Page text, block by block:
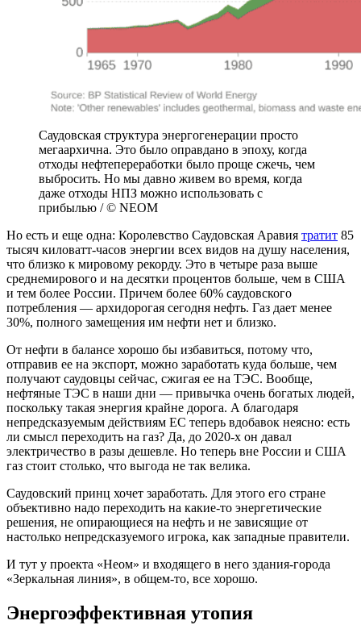
Саудовская структура энергогенерации просто
мегаархична. Это было оправдано в эпоху, когда
отходы нефтепереработки было проще сжечь, чем
выбросить. Но мы давно живем во время, когда
даже отходы НПЗ можно использовать с
прибылью / © NEOM
Но есть и еще одна: Королевство Саудовская Аравия тратит 85
тысяч киловатт-часов энергии всех видов на душу населения,
что близко к мировому рекорду. Это в четыре раза выше
среднемирового и на десятки процентов больше, чем в США
и тем более России. Причем более 60% саудовского
потребления — архидорогая сегодня нефть. Газ дает менее
30%, полного замещения им нефти нет и близко.
От нефти в балансе хорошо бы избавиться, потому что,
отправив ее на экспорт, можно заработать куда больше, чем
получают саудовцы сейчас, сжигая ее на ТЭС. Вообще,
нефтяные ТЭС в наши дни — привычка очень богатых людей,
поскольку такая энергия крайне дорога. А благодаря
непредсказуемым действиям ЕС теперь вдобавок неясно: есть
ли смысл переходить на газ? Да, до 2020-х он давал
электричество в разы дешевле. Но теперь вне России и США
газ стоит столько, что выгода не так велика.
Саудовский принц хочет заработать. Для этого его стране
объективно надо переходить на какие-то энергетические
решения, не опирающиеся на нефть и не зависящие от
настолько непредсказуемого игрока, как западные правители.
И тут у проекта «Неом» и входящего в него здания-города
«Зеркальная линия», в общем-то, все хорошо.
Энергоэффективная утопия